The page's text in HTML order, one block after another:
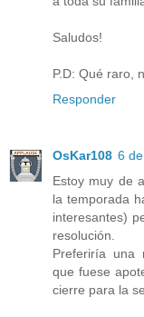
Saludos!
P.D: Qué raro,
Responder
OsKar108 6
Estoy muy de
la temporada
interesantes)
resolución.
Preferiría una
que fuese
cierre para la